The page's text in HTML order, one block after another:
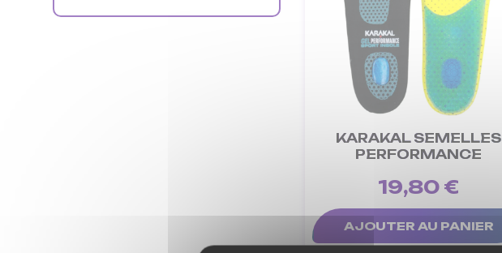
KARAKAL SEMELLES
PERFORMANCE
19,80 €
AJOUTER AU PANIER